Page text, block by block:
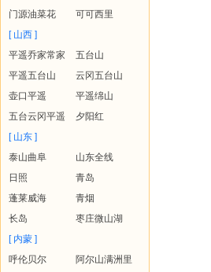
门源油菜花
可可西里
[ 山西 ]
平遥乔家常家
五台山
平遥五台山
云冈五台山
壶口平遥
平遥绵山
五台云冈平遥
夕阳红
[ 山东 ]
泰山曲阜
山东全线
日照
青岛
蓬莱威海
青烟
长岛
枣庄微山湖
[ 内蒙 ]
呼伦贝尔
阿尔山满洲里